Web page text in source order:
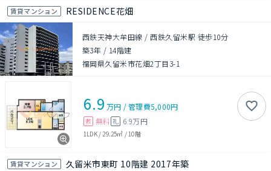
賃貸マンション RESIDENCE花畑
西鉄天神大牟田線 / 西鉄久留米駅 徒歩10分
築3年 / 14階建
福岡県久留米市花畑2丁目3-1
6.9 万円 /管理費5,000円
敷 無料 礼 6.9万円
1LDK/ 29.25㎡ / 10階
賃貸マンション 久留米市東町 10階建 2017年築